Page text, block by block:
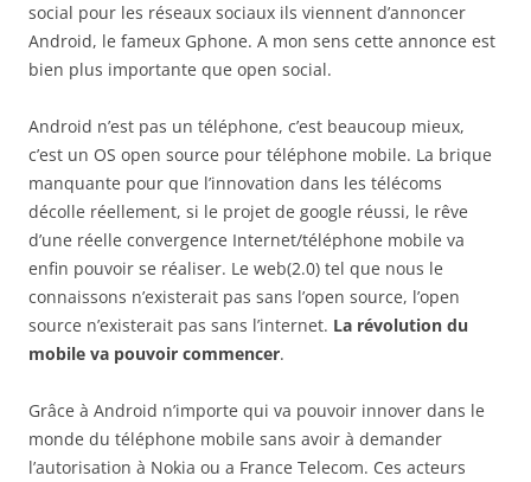
social pour les réseaux sociaux ils viennent d’annoncer
Android, le fameux Gphone. A mon sens cette annonce est
bien plus importante que open social.
Android n’est pas un téléphone, c’est beaucoup mieux,
c’est un OS open source pour téléphone mobile. La brique
manquante pour que l’innovation dans les télécoms
décolle réellement, si le projet de google réussi, le rêve
d’une réelle convergence Internet/téléphone mobile va
enfin pouvoir se réaliser. Le web(2.0) tel que nous le
connaissons n’existerait pas sans l’open source, l’open
source n’existerait pas sans l’internet. La révolution du
mobile va pouvoir commencer.
Grâce à Android n’importe qui va pouvoir innover dans le
monde du téléphone mobile sans avoir à demander
l’autorisation à Nokia ou a France Telecom. Ces acteurs